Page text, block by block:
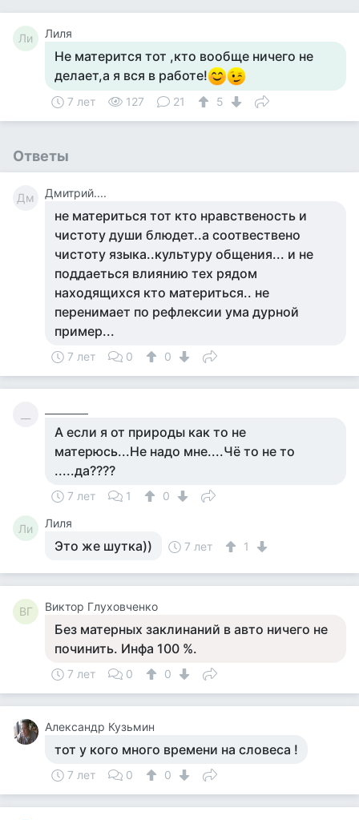
Ли Лиля
Не матерится тот ,кто вообще ничего не
делает,а я вся в работе!
7 лет 127 21 5
Ответы
Дм Дмитрий....
не материться тот кто нравственость и
чистоту души блюдет..а соотвествено
чистоту языка..культуру общения... и не
поддаеться влиянию тех рядом
находящихся кто материться.. не
перенимает по рефлексии ума дурной
пример...
7 лет 0 0
А если я от природы как то не
матерюсь...Не надо мне....Чё то не то
.....да????
7 лет 1 0
Ли Лиля
Это же шутка)) 7 лет 1
ВГ Виктор Глуховченко
Без матерных заклинаний в авто ничего не
починить. Инфа 100 %.
7 лет 0 0
Aлександр Кузьмин
тот у кого много времени на словеса !
7 лет 0 0